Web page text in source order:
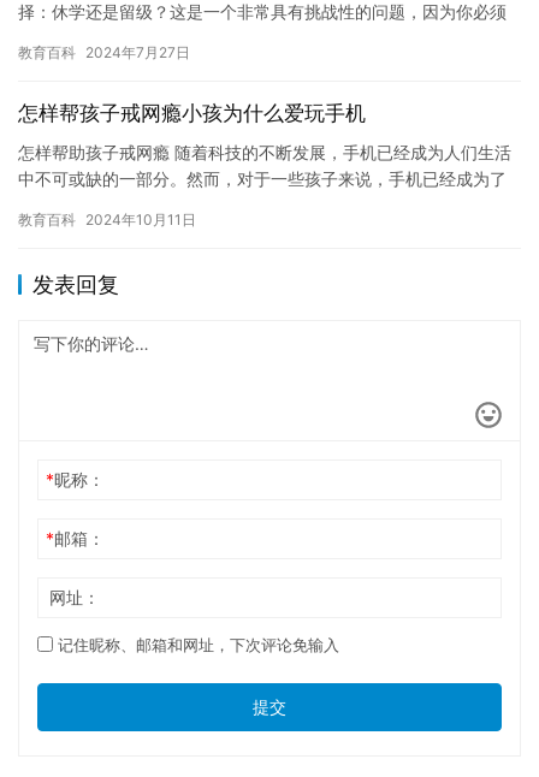
择：休学还是留级？这是一个非常具有挑战性的问题，因为你必须
级所带…
教育百科 2024年7月27日
怎样帮孩子戒网瘾小孩为什么爱玩手机
怎样帮助孩子戒网瘾 随着科技的不断发展，手机已经成为人们生活
中不可或缺的一部分。然而，对于一些孩子来说，手机已经成为了
网…
教育百科 2024年10月11日
发表回复
*昵称：
*邮箱：
网址：
记住昵称、邮箱和网址，下次评论免输入
提交